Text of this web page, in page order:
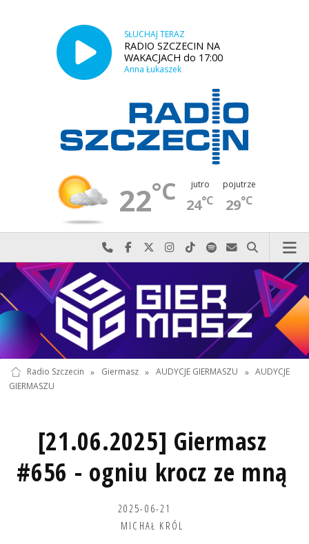
SŁUCHAJ TERAZ
RADIO SZCZECIN NA
WAKACJACH do 17:00
Anna Łukaszek
22°C jutro
24°C
pojutrze
29°C
Najlepiej po prostu do nas zadzwoń
Odwiedź nas na Facebook-u
Odwiedź nas na X
Odwiedź nas na Instagram-ie
Odwiedź nas na TikTok-u
Szukaj nas na Spotify
Wyślij do nas
Szukaj
Radio Szczecin » Giermasz » AUDYCJE GIERMASZU » AUDYCJE
GIERMASZU
[21.06.2025] Giermasz
#656 - ogniu krocz ze mną
2025-06-21
MICHAŁ KRÓL